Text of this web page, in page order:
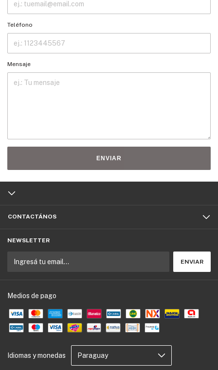
Teléfono
Mensaje
ENVIAR
CONTACTÁNOS
NEWSLETTER
Medios de pago
Idiomas y monedas